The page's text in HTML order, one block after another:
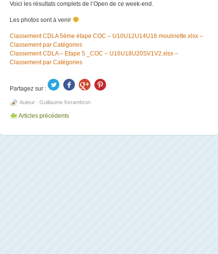
Voici les résultats complets de l’Open de ce week-end.
Les photos sont à venir
Classement CDLA 5ème étape COC – U10U12U14U16 moulinette.xlsx –
Classement par Catégories
Classement CDLA – Etape 5 _COC – U16U18U20SV1V2.xlsx –
Classement par Catégories
Partagez sur :
Auteur : Guillaume Kerambrun
Articles précédents